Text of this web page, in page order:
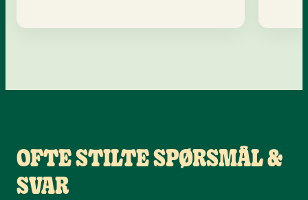
OFTE STILTE SPØRSMÅL &
SVAR